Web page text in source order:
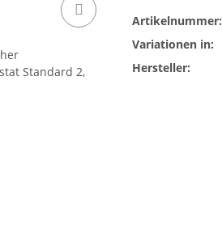
Artikelnummer:
Variationen in:
Hersteller: